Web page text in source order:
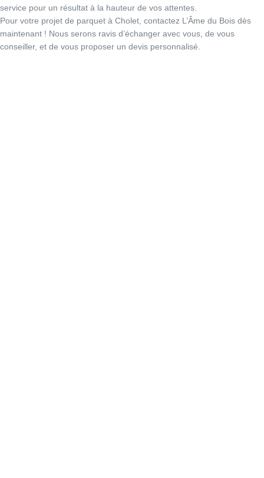
service pour un résultat à la hauteur de vos attentes.
Pour votre projet de parquet à Cholet, contactez L’Âme du Bois dès
maintenant ! Nous serons ravis d’échanger avec vous, de vous
conseiller, et de vous proposer un devis personnalisé.